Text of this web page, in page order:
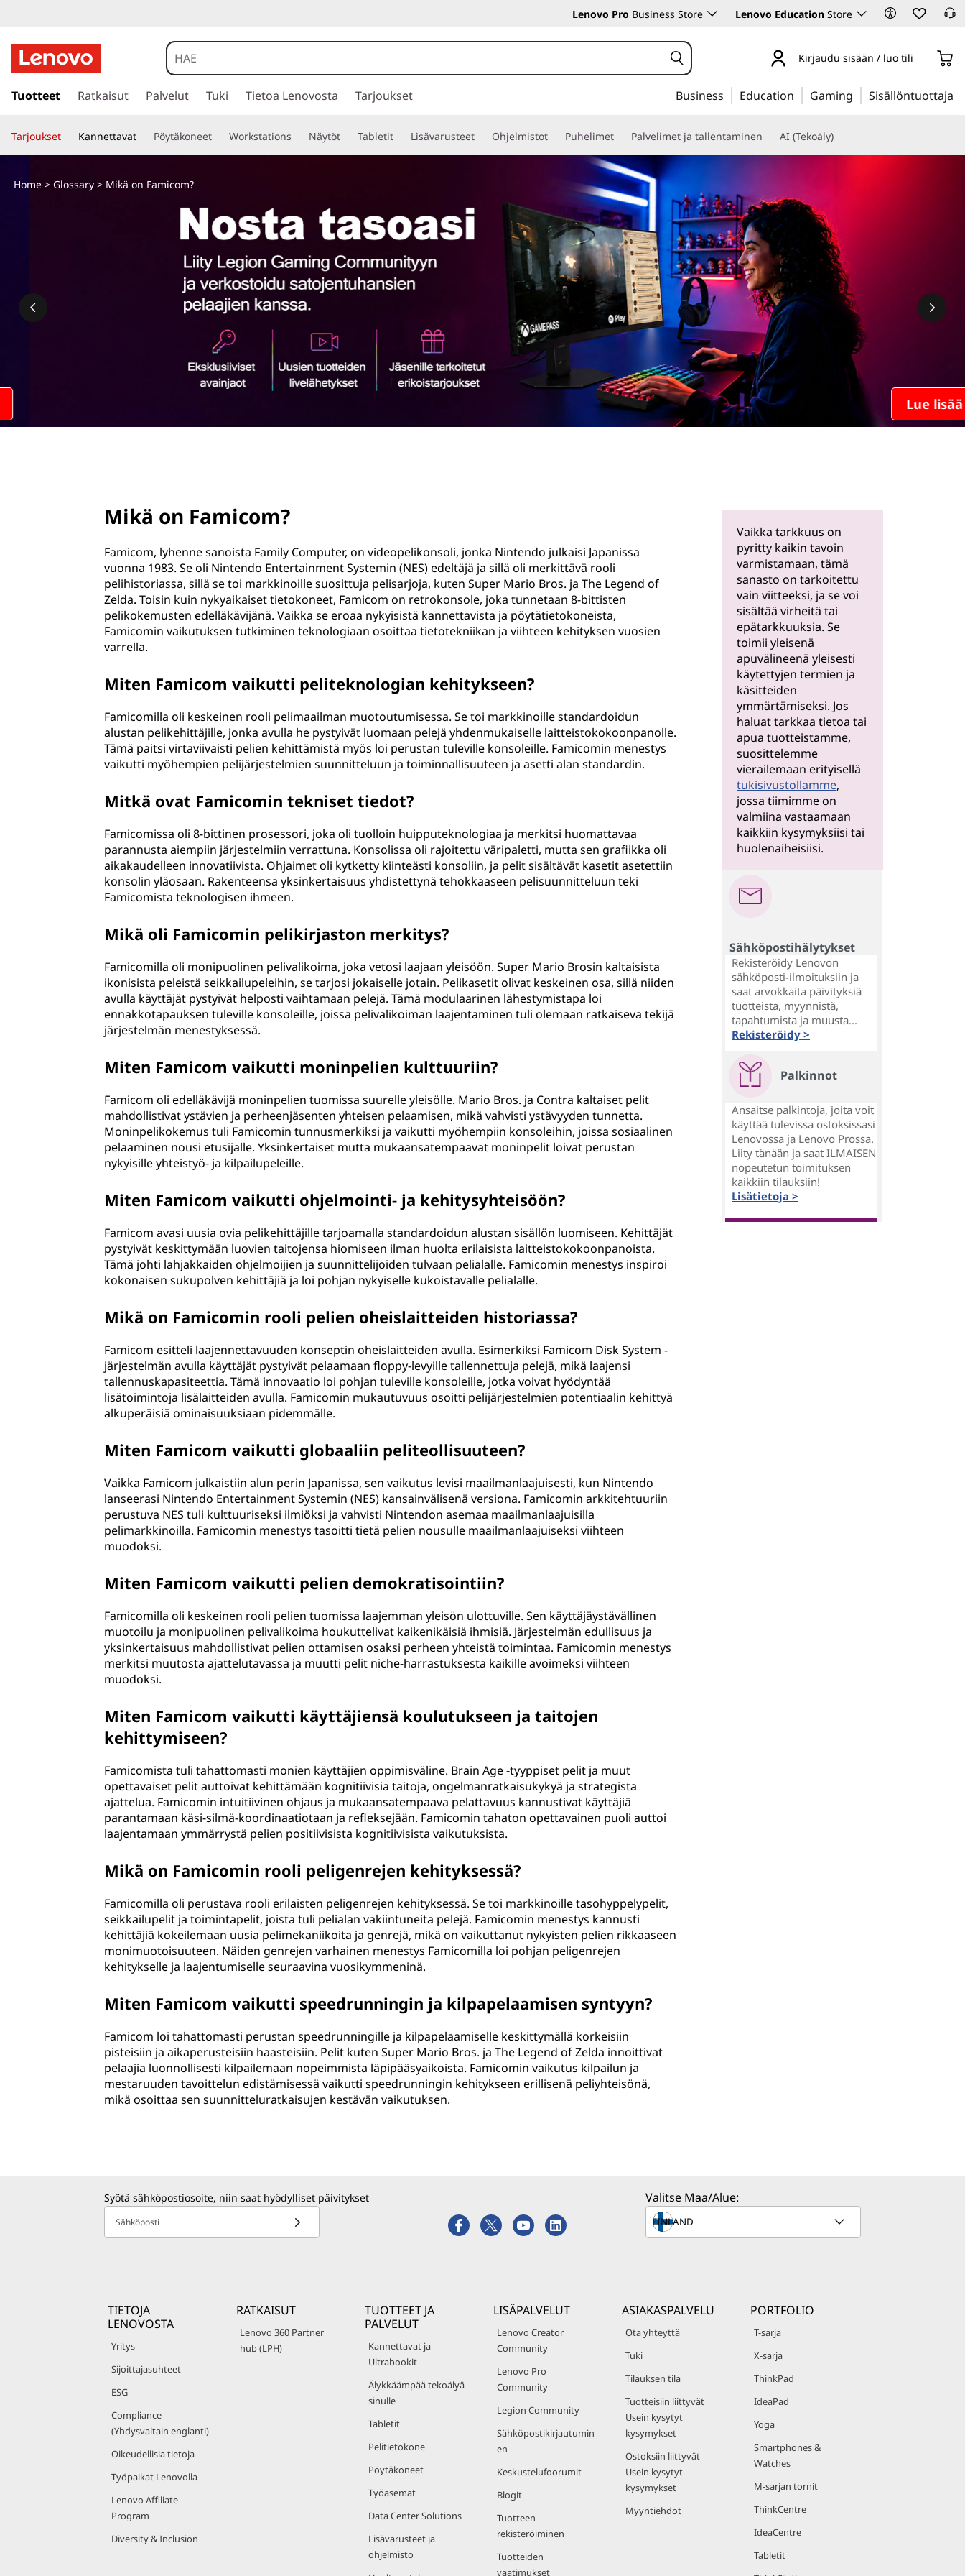
k
o
m
?
Lenovo Pro Business Store Lenovo Education Store
i
r
y
ä
Kirjaudu sisään / luo tili
Tuotteet Ratkaisut Palvelut Tuki Tietoa Lenovosta Tarjoukset Business Education Gaming Sisällöntuottaja
Tarjoukset Kannettavat Pöytäkoneet Workstations Näytöt Tabletit Lisävarusteet Ohjelmistot Puhelimet Palvelimet ja tallentaminen AI (Tekoäly)
Lue lisää
Home> Glossary> Mikä on Famicom?
Mikä on Famicom?
Famicom, lyhenne sanoista Family Computer, on videopelikonsoli, jonka Nintendo julkaisi Japanissa
vuonna 1983. Se oli Nintendo Entertainment Systemin (NES) edeltäjä ja sillä oli merkittävä rooli
pelihistoriassa, sillä se toi markkinoille suosittuja pelisarjoja, kuten Super Mario Bros. ja The Legend of
Zelda. Toisin kuin nykyaikaiset tietokoneet, Famicom on retrokonsole, joka tunnetaan 8-bittisten
pelikokemusten edelläkävijänä. Vaikka se eroaa nykyisistä kannettavista ja pöytätietokoneista,
Famicomin vaikutuksen tutkiminen teknologiaan osoittaa tietotekniikan ja viihteen kehityksen vuosien
varrella.
Miten Famicom vaikutti peliteknologian kehitykseen?
Famicomilla oli keskeinen rooli pelimaailman muotoutumisessa. Se toi markkinoille standardoidun
alustan pelikehittäjille, jonka avulla he pystyivät luomaan pelejä yhdenmukaiselle laitteistokokoonpanolle.
Tämä paitsi virtaviivaisti pelien kehittämistä myös loi perustan tuleville konsoleille. Famicomin menestys
vaikutti myöhempien pelijärjestelmien suunnitteluun ja toiminnallisuuteen ja asetti alan standardin.
Mitkä ovat Famicomin tekniset tiedot?
Famicomissa oli 8-bittinen prosessori, joka oli tuolloin huipputeknologiaa ja merkitsi huomattavaa
parannusta aiempiin järjestelmiin verrattuna. Konsolissa oli rajoitettu väripaletti, mutta sen grafiikka oli
aikakaudelleen innovatiivista. Ohjaimet oli kytketty kiinteästi konsoliin, ja pelit sisältävät kasetit asetettiin
konsolin yläosaan. Rakenteensa yksinkertaisuus yhdistettynä tehokkaaseen pelisuunnitteluun teki
Famicomista teknologisen ihmeen.
Mikä oli Famicomin pelikirjaston merkitys?
Famicomilla oli monipuolinen pelivalikoima, joka vetosi laajaan yleisöön. Super Mario Brosin kaltaisista
ikonisista peleistä seikkailupeleihin, se tarjosi jokaiselle jotain. Pelikasetit olivat keskeinen osa, sillä niiden
avulla käyttäjät pystyivät helposti vaihtamaan pelejä. Tämä modulaarinen lähestymistapa loi
ennakkotapauksen tuleville konsoleille, joissa pelivalikoiman laajentaminen tuli olemaan ratkaiseva tekijä
järjestelmän menestyksessä.
Miten Famicom vaikutti moninpelien kulttuuriin?
Famicom oli edelläkävijä moninpelien tuomissa suurelle yleisölle. Mario Bros. ja Contra kaltaiset pelit
mahdollistivat ystävien ja perheenjäsenten yhteisen pelaamisen, mikä vahvisti ystävyyden tunnetta.
Moninpelikokemus tuli Famicomin tunnusmerkiksi ja vaikutti myöhempiin konsoleihin, joissa sosiaalinen
pelaaminen nousi etusijalle. Yksinkertaiset mutta mukaansatempaavat moninpelit loivat perustan
nykyisille yhteistyö- ja kilpailupeleille.
Miten Famicom vaikutti ohjelmointi- ja kehitysyhteisöön?
Famicom avasi uusia ovia pelikehittäjille tarjoamalla standardoidun alustan sisällön luomiseen. Kehittäjät
pystyivät keskittymään luovien taitojensa hiomiseen ilman huolta erilaisista laitteistokokoonpanoista.
Tämä johti lahjakkaiden ohjelmoijien ja suunnittelijoiden tulvaan pelialalle. Famicomin menestys inspiroi
kokonaisen sukupolven kehittäjiä ja loi pohjan nykyiselle kukoistavalle pelialalle.
Mikä on Famicomin rooli pelien oheislaitteiden historiassa?
Famicom esitteli laajennettavuuden konseptin oheislaitteiden avulla. Esimerkiksi Famicom Disk System -
järjestelmän avulla käyttäjät pystyivät pelaamaan floppy-levyille tallennettuja pelejä, mikä laajensi
tallennuskapasiteettia. Tämä innovaatio loi pohjan tuleville konsoleille, jotka voivat hyödyntää
lisätoimintoja lisälaitteiden avulla. Famicomin mukautuvuus osoitti pelijärjestelmien potentiaalin kehittyä
alkuperäisiä ominaisuuksiaan pidemmälle.
Miten Famicom vaikutti globaaliin peliteollisuuteen?
Vaikka Famicom julkaistiin alun perin Japanissa, sen vaikutus levisi maailmanlaajuisesti, kun Nintendo
lanseerasi Nintendo Entertainment Systemin (NES) kansainvälisenä versiona. Famicomin arkkitehtuuriin
perustuva NES tuli kulttuuriseksi ilmiöksi ja vahvisti Nintendon asemaa maailmanlaajuisilla
pelimarkkinoilla. Famicomin menestys tasoitti tietä pelien nousulle maailmanlaajuiseksi viihteen
muodoksi.
Miten Famicom vaikutti pelien demokratisointiin?
Famicomilla oli keskeinen rooli pelien tuomissa laajemman yleisön ulottuville. Sen käyttäjäystävällinen
muotoilu ja monipuolinen pelivalikoima houkuttelivat kaikenikäisiä ihmisiä. Järjestelmän edullisuus ja
yksinkertaisuus mahdollistivat pelien ottamisen osaksi perheen yhteistä toimintaa. Famicomin menestys
merkitsi muutosta ajattelutavassa ja muutti pelit niche-harrastuksesta kaikille avoimeksi viihteen
muodoksi.
Miten Famicom vaikutti käyttäjiensä koulutukseen ja taitojen
kehittymiseen?
Famicomista tuli tahattomasti monien käyttäjien oppimisväline. Brain Age -tyyppiset pelit ja muut
opettavaiset pelit auttoivat kehittämään kognitiivisia taitoja, ongelmanratkaisukykyä ja strategista
ajattelua. Famicomin intuitiivinen ohjaus ja mukaansatempaava pelattavuus kannustivat käyttäjiä
parantamaan käsi-silmä-koordinaatiotaan ja refleksejään. Famicomin tahaton opettavainen puoli auttoi
laajentamaan ymmärrystä pelien positiivisista kognitiivisista vaikutuksista.
Mikä on Famicomin rooli peligenrejen kehityksessä?
Famicomilla oli perustava rooli erilaisten peligenrejen kehityksessä. Se toi markkinoille tasohyppelypelit,
seikkailupelit ja toimintapelit, joista tuli pelialan vakiintuneita pelejä. Famicomin menestys kannusti
kehittäjiä kokeilemaan uusia pelimekaniikoita ja genrejä, mikä on vaikuttanut nykyisten pelien rikkaaseen
monimuotoisuuteen. Näiden genrejen varhainen menestys Famicomilla loi pohjan peligenrejen
kehitykselle ja laajentumiselle seuraavina vuosikymmeninä.
Miten Famicom vaikutti speedrunningin ja kilpapelaamisen syntyyn?
Famicom loi tahattomasti perustan speedrunningille ja kilpapelaamiselle keskittymällä korkeisiin
pisteisiin ja aikaperusteisiin haasteisiin. Pelit kuten Super Mario Bros. ja The Legend of Zelda innoittivat
pelaajia luonnollisesti kilpailemaan nopeimmista läpipääsyaikoista. Famicomin vaikutus kilpailun ja
mestaruuden tavoittelun edistämisessä vaikutti speedrunningin kehitykseen erillisenä peliyhteisönä,
mikä osoittaa sen suunnitteluratkaisujen kestävän vaikutuksen.
Vaikka tarkkuus on
pyritty kaikin tavoin
varmistamaan, tämä
sanasto on tarkoitettu
vain viitteeksi, ja se voi
sisältää virheitä tai
epätarkkuuksia. Se
toimii yleisenä
apuvälineenä yleisesti
käytettyjen termien ja
käsitteiden
ymmärtämiseksi. Jos
haluat tarkkaa tietoa tai
apua tuotteistamme,
suosittelemme
vierailemaan erityisellä
tukisivustollamme,
jossa tiimimme on
valmiina vastaamaan
kaikkiin kysymyksiisi tai
huolenaiheisiisi.
Sähköpostihälytykset
Rekisteröidy Lenovon
sähköposti-ilmoituksiin ja
saat arvokkaita päivityksiä
tuotteista, myynnistä,
tapahtumista ja muusta...
Rekisteröidy >
Palkinnot
Ansaitse palkintoja, joita voit
käyttää tulevissa ostoksissasi
Lenovossa ja Lenovo Prossa.
Liity tänään ja saat ILMAISEN
nopeutetun toimituksen
kaikkiin tilauksiin!
Lisätietoja >
Syötä sähköpostiosoite, niin saat hyödylliset päivitykset
Sähköposti
Valitse Maa/Alue:
TIETOJA
LENOVOSTA
Yritys
Sijoittajasuhteet
ESG
Compliance
(Yhdysvaltain englanti)
Oikeudellisia tietoja
Työpaikat Lenovolla
Lenovo Affiliate
Program
Diversity & Inclusion
RATKAISUT
Lenovo 360 Partner
hub (LPH)
TUOTTEET JA
PALVELUT
Kannettavat ja
Ultrabookit
Älykkäämpää tekoälyä
sinulle
Tabletit
Pelitietokone
Pöytäkoneet
Työasemat
Data Center Solutions
Lisävarusteet ja
ohjelmisto
LISÄPALVELUT
Lenovo Creator
Community
Lenovo Pro
Community
Legion Community
Sähköpostikirjautumin
en
Keskustelufoorumit
Blogit
Tuotteen
rekisteröiminen
Tuotteiden
vaatimukset
ASIAKASPALVELU
Ota yhteyttä
Tuki
Tilauksen tila
Tuotteisiin liittyvät
Usein kysytyt
kysymykset
Ostoksiin liittyvät
Usein kysytyt
kysymykset
Myyntiehdot
PORTFOLIO
T-sarja
X-sarja
ThinkPad
IdeaPad
Yoga
Smartphones &
Watches
M-sarjan tornit
ThinkCentre
IdeaCentre
Tabletit